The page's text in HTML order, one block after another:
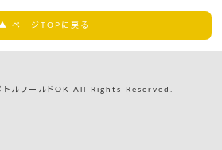
ページTOPに戻る
ルワールドOK All Rights Reserved.